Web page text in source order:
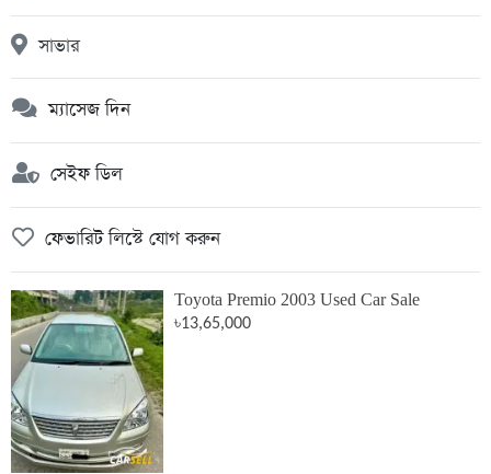
সাভার
ম্যাসেজ দিন
সেইফ ডিল
ফেভারিট লিস্টে যোগ করুন
Toyota Premio 2003 Used Car Sale
৳13,65,000